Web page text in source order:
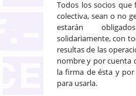
Todos los socios
colectiva, sean o no
estarán
solidariamente, con
resultas de las
nombre y por cuenta
la firma de ésta y
para usarla.